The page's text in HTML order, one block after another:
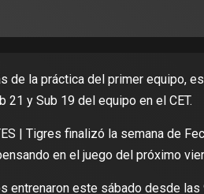
de la práctica del primer equipo,
21 y Sub 19 del equipo en el CET.
| Tigres finalizó la semana de
en el juego del próximo
entrenaron este sábado desde las